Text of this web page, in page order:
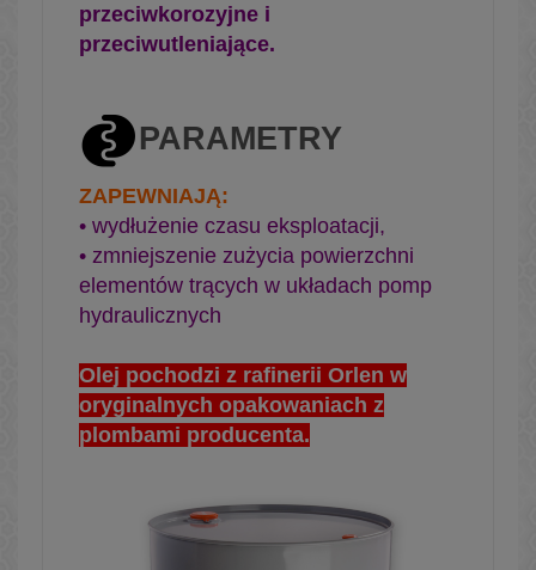
przeciwkorozyjne i
przeciwutleniające.
PARAMETRY
ZAPEWNIAJĄ:
• wydłużenie czasu eksploatacji,
• zmniejszenie zużycia powierzchni
elementów trących w układach pomp
hydraulicznych
Olej pochodzi z rafinerii Orlen w
oryginalnych opakowaniach z
plombami producenta.